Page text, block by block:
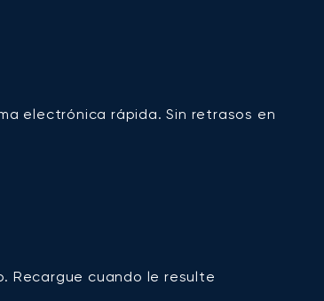
electrónica rápida. Sin retrasos en
Recargue cuando le resulte